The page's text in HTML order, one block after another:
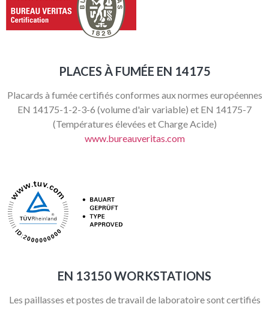
PLACES À FUMÉE EN 14175
Placards à fumée certifiés conformes aux normes européennes
EN 14175-1-2-3-6 (volume d'air variable) et EN 14175-7
(Températures élevées et Charge Acide)
www.bureauveritas.com
EN 13150 WORKSTATIONS
Les paillasses et postes de travail de laboratoire sont certifiés